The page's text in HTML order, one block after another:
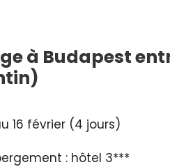
à Budapest
16 février (4 jours)
: hôtel 3***